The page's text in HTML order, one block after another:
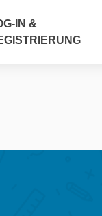
IN &